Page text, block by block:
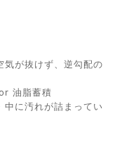
が抜けず、逆勾配の
油脂蓄積
に汚れが詰まってい